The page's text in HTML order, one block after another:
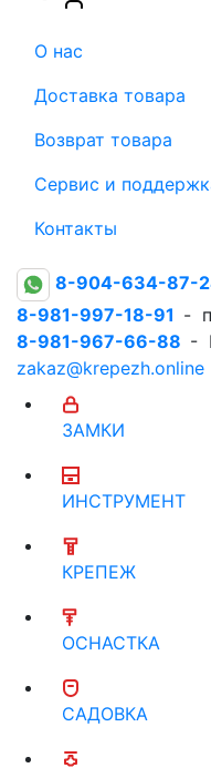
О нас
Доставка товара
Возврат товара
Сервис и
Контакты
8-904-634-87-
8-981-997-18-91 -
8-981-967-66-88 -
zakaz@krepezh.online
ЗАМКИ
ИНСТРУМЕНТ
КРЕПЕЖ
ОСНАСТКА
САДОВКА